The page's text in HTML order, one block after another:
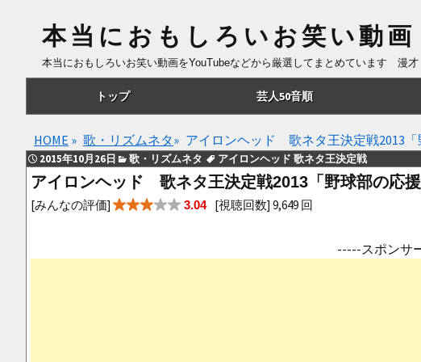
本当におもしろいお笑い動画
本当におもしろいお笑い動画をYouTubeなどから厳選してまとめています
ン
ツ
へ
移
トップ 芸人50音順
あ行
か行
さ行
HOME » 歌・リズムネタ» アイロンヘッド 歌ネタ王決定戦2013「
2015年10月26日 歌・リズムネタ アイロンヘッド 歌ネタ王決定戦
アイロンヘッド 歌ネタ王決定戦2013「野球部の応援
[みんなの評価] 3.04 [視聴回数] 9,649 回
-----スポンサ